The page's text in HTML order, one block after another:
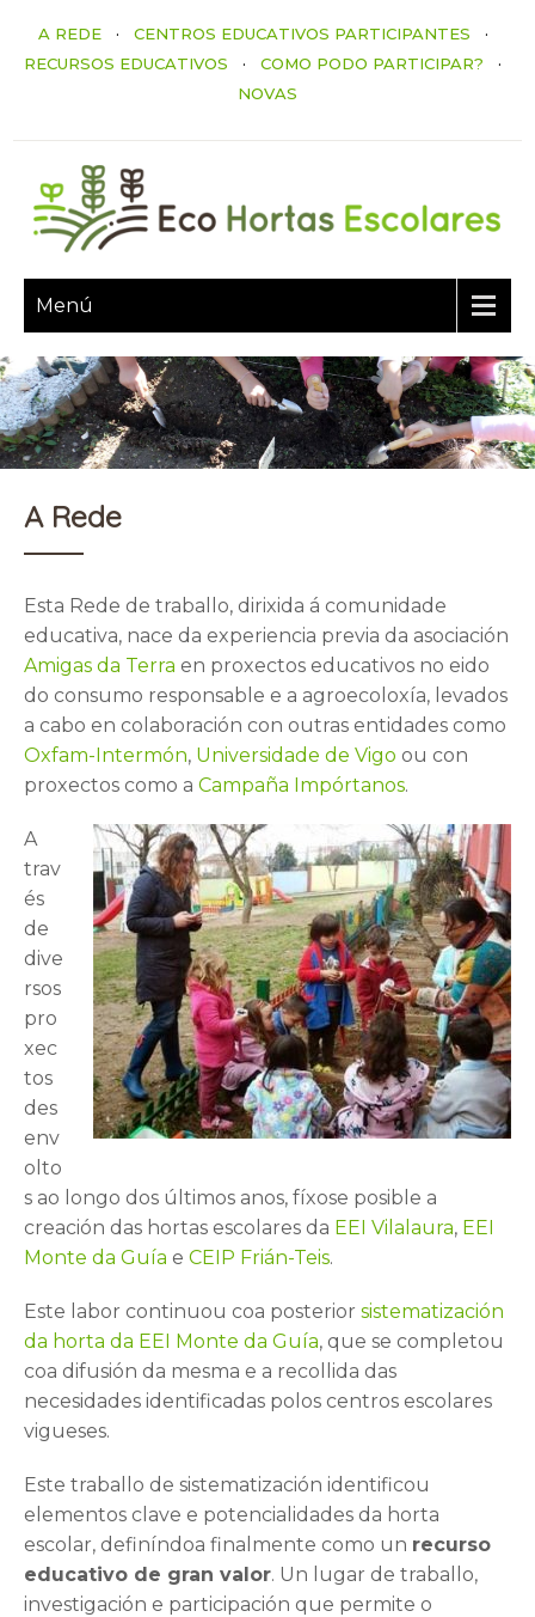
A REDE· CENTROS EDUCATIVOS PARTICIPANTES ·
RECURSOS EDUCATIVOS · COMO PODO PARTICIPAR? ·
NOVAS
Menú
A Rede
Esta Rede de traballo, dirixida á comunidade
educativa, nace da experiencia previa da asociación
Amigas da Terra en proxectos educativos no eido
do consumo responsable e a agroecoloxía, levados
a cabo en colaboración con outras entidades como
Oxfam-Intermón, Universidade de Vigo ou con
proxectos como a Campaña Impórtanos.
A
trav
és
de
dive
rsos
pro
xec
tos
des
env
olto
s ao longo dos últimos anos, fíxose posible a
creación das hortas escolares da EEI Vilalaura, EEI
Monte da Guía e CEIP Frián-Teis.
Este labor continuou coa posterior sistematización
da horta da EEI Monte da Guía, que se completou
coa difusión da mesma e a recollida das
necesidades identificadas polos centros escolares
vigueses.
Este traballo de sistematización identificou
elementos clave e potencialidades da horta
escolar, definíndoa finalmente como un recurso
educativo de gran valor. Un lugar de traballo,
investigación e participación que permite o